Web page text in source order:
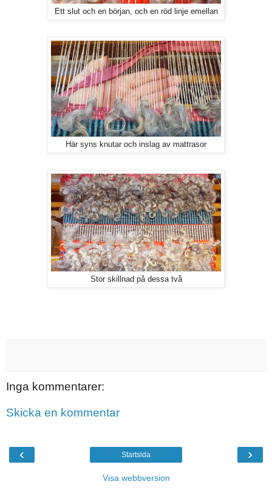
Ett slut och en början, och en röd linje emellan
Här syns knutar och inslag av mattrasor
Stor skillnad på dessa två
Inga kommentarer:
Skicka en kommentar
‹ ›
Startsida
Visa webbversion